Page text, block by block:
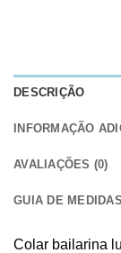
DESCRIÇÃO
INFORMAÇÃO
AVALIAÇÕES (0)
GUIA DE MEDIDAS
Colar bailarina